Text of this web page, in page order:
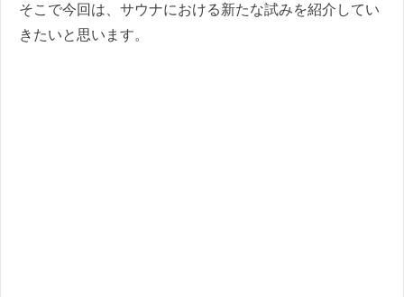
そこで今回は、サウナにおける新たな試みを紹介してい
きたいと思います。